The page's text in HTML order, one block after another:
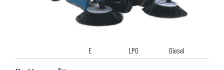
E LPG Diesel